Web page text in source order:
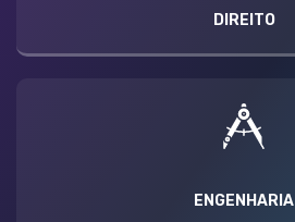
DIREITO
ENGENHARIA